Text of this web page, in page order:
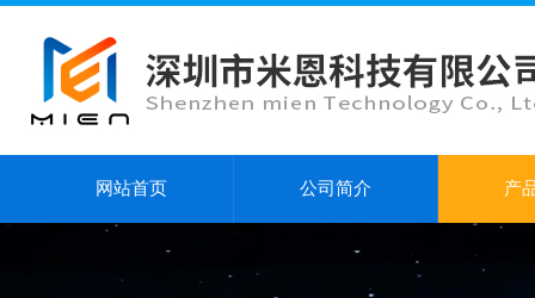
网站首页 公司简介 产